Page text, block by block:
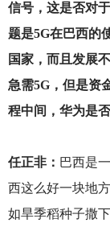
信号，这是否对
题是5G在巴西的
国家，而且发展
急需5G，但是资
程中间，华为是
任正非： 巴西是
西这么好一块地
如旱季稻种子撒